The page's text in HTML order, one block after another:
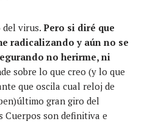
del virus.Pero si diré que
radicalizando y aún no se
no herirme, ni
sobre lo que creo (y lo que
que oscila cual reloj de
último gran giro del
Cuerpos son definitiva e